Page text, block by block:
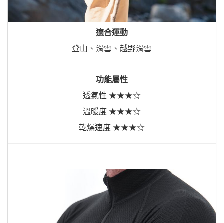
功能屬性
透氣性 ★★★☆
溫暖度 ★★★☆